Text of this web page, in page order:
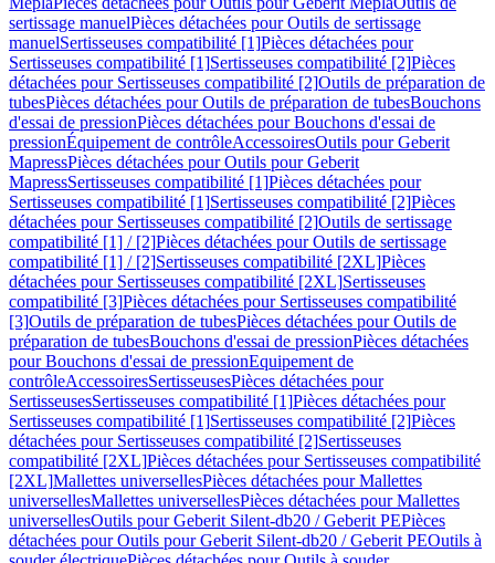
sertissage manuelPièces détachées pour Outils de sertissage
manuelSertisseuses compatibilité [1]Pièces détachées pour
Sertisseuses compatibilité [1]Sertisseuses compatibilité [2]Pièces
détachées pour Sertisseuses compatibilité [2]Outils de préparation de
tubesPièces détachées pour Outils de préparation de tubesBouchons
d'essai de pressionPièces détachées pour Bouchons d'essai de
pressionÉquipement de contrôleAccessoiresOutils pour Geberit
MapressPièces détachées pour Outils pour Geberit
MapressSertisseuses compatibilité [1]Pièces détachées pour
Sertisseuses compatibilité [1]Sertisseuses compatibilité [2]Pièces
détachées pour Sertisseuses compatibilité [2]Outils de sertissage
compatibilité [1] / [2]Pièces détachées pour Outils de sertissage
compatibilité [1] / [2]Sertisseuses compatibilité [2XL]Pièces
détachées pour Sertisseuses compatibilité [2XL]Sertisseuses
compatibilité [3]Pièces détachées pour Sertisseuses compatibilité
[3]Outils de préparation de tubesPièces détachées pour Outils de
préparation de tubesBouchons d'essai de pressionPièces détachées
pour Bouchons d'essai de pressionEquipement de
contrôleAccessoiresSertisseusesPièces détachées pour
SertisseusesSertisseuses compatibilité [1]Pièces détachées pour
Sertisseuses compatibilité [1]Sertisseuses compatibilité [2]Pièces
détachées pour Sertisseuses compatibilité [2]Sertisseuses
compatibilité [2XL]Pièces détachées pour Sertisseuses compatibilité
[2XL]Mallettes universellesPièces détachées pour Mallettes
universellesMallettes universellesPièces détachées pour Mallettes
universellesOutils pour Geberit Silent-db20 / Geberit PEPièces
détachées pour Outils pour Geberit Silent-db20 / Geberit PEOutils à